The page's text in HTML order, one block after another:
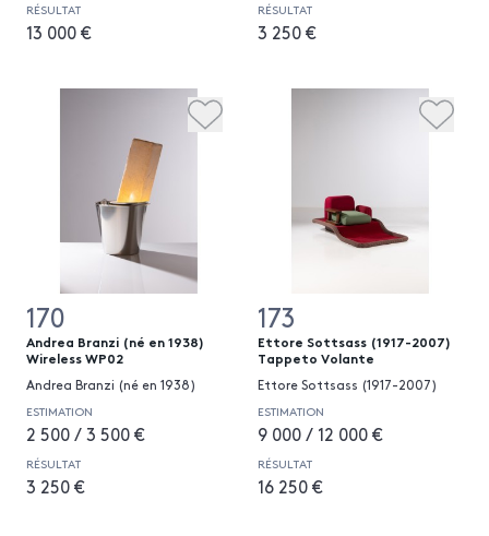
RÉSULTAT
13 000 €
RÉSULTAT
3 250 €
170
Andrea Branzi (né en 1938)
Wireless WP02
Andrea Branzi (né en 1938)
ESTIMATION
2 500 / 3 500 €
RÉSULTAT
3 250 €
173
Ettore Sottsass (1917-2007)
Tappeto Volante
Ettore Sottsass (1917-2007)
ESTIMATION
9 000 / 12 000 €
RÉSULTAT
16 250 €